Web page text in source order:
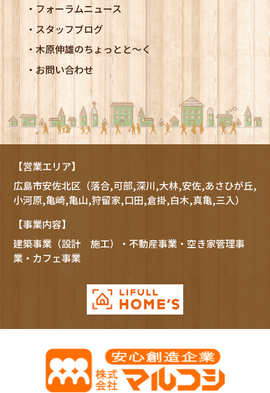
フォーラムニュース
スタッフブログ
木原伸雄のちょっとと～く
お問い合わせ
【営業エリア】
広島市安佐北区（落合,可部,深川,大林,安佐,あさひが丘,
小河原,亀崎,亀山,狩留家,口田,倉掛,白木,真亀,三入）
【事業内容】
建築事業（設計 施工）・不動産事業・空き家管理事
業・カフェ事業